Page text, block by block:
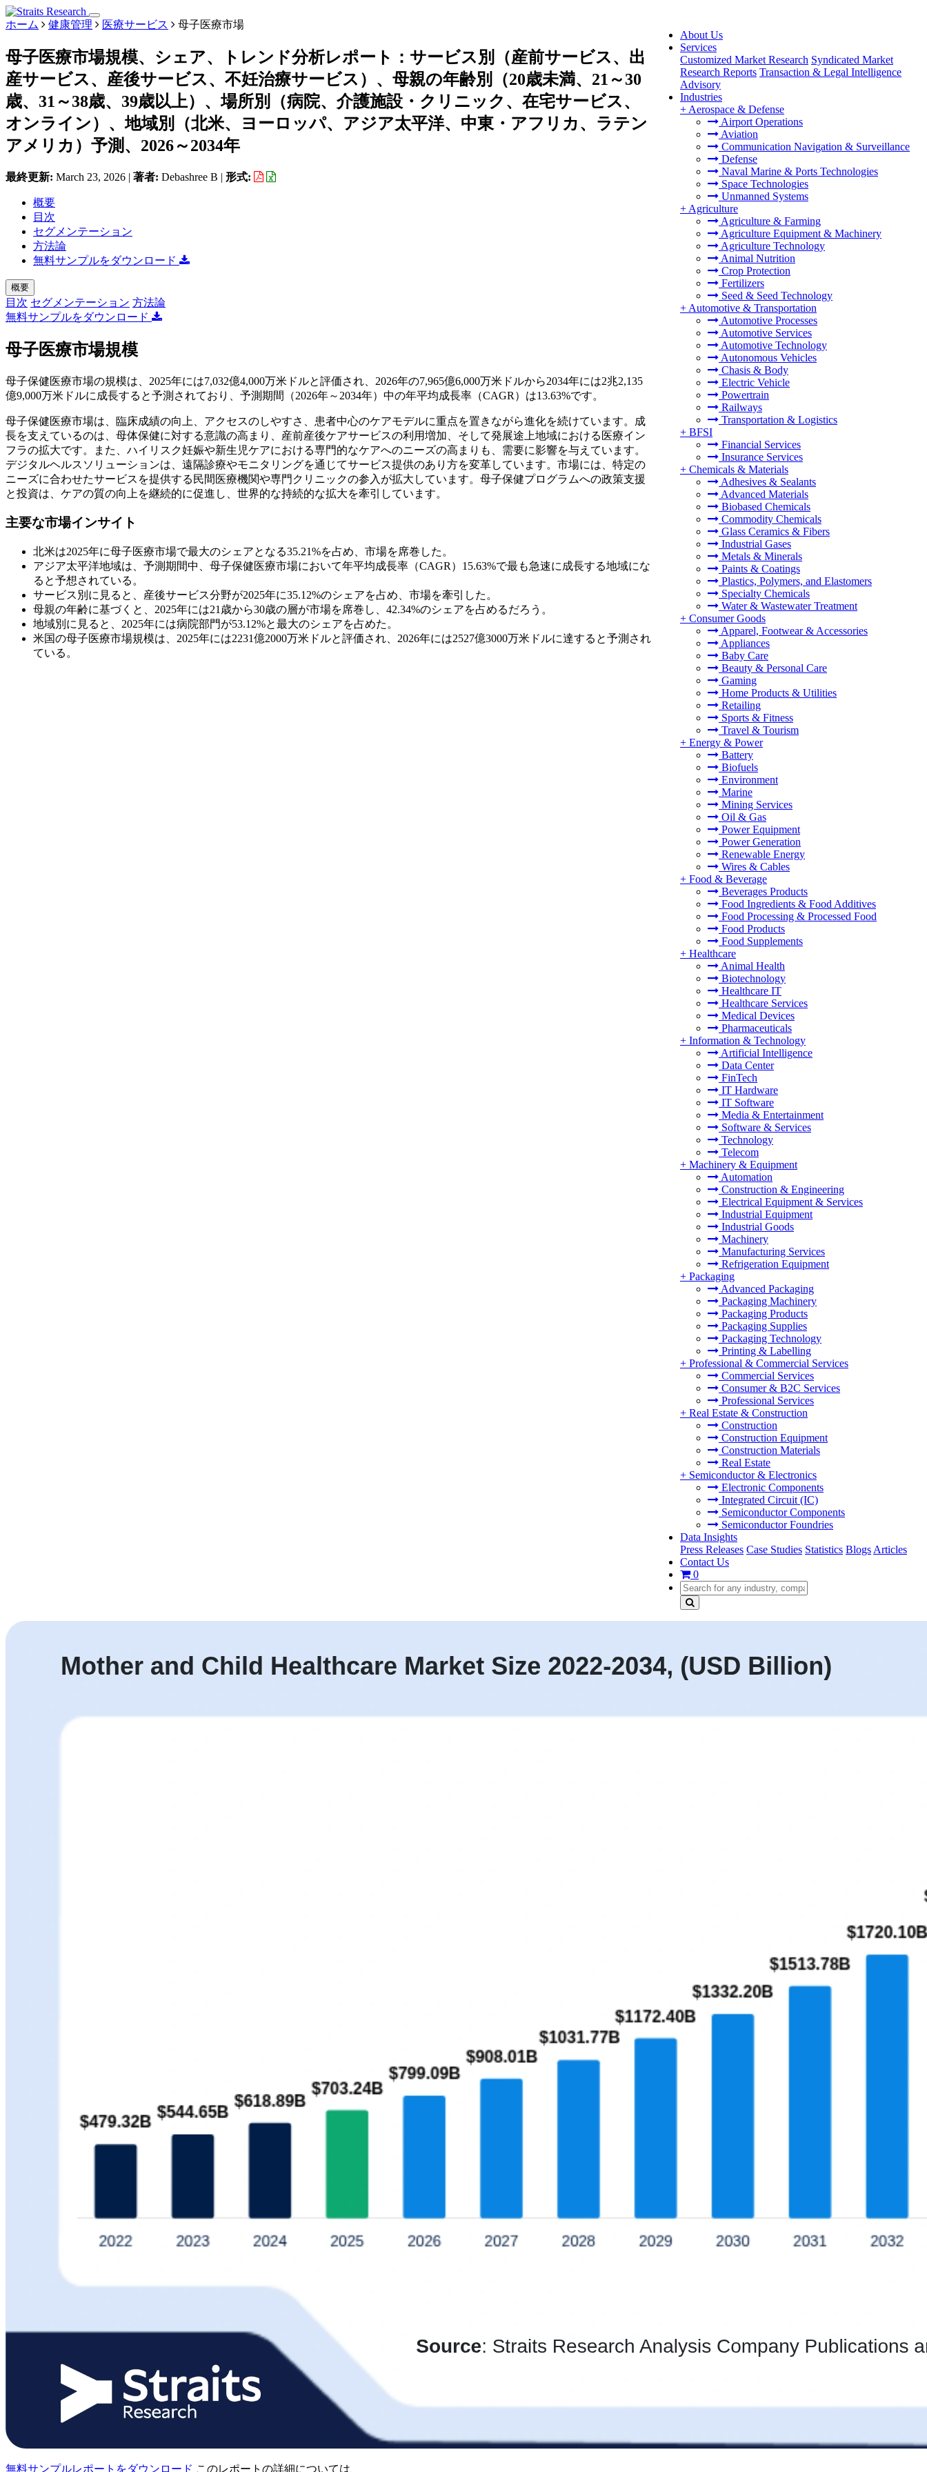
About Us
Services
Customized Market Research Syndicated Market
Research Reports Transaction & Legal Intelligence
Advisory
Industries
+ Aerospace & Defense
Airport Operations
Aviation
Communication Navigation & Surveillance
Defense
Naval Marine & Ports Technologies
Space Technologies
Unmanned Systems
+ Agriculture
Agriculture & Farming
Agriculture Equipment & Machinery
Agriculture Technology
Animal Nutrition
Crop Protection
Fertilizers
Seed & Seed Technology
+ Automotive & Transportation
Automotive Processes
Automotive Services
Automotive Technology
Autonomous Vehicles
Chasis & Body
Electric Vehicle
Powertrain
Railways
Transportation & Logistics
+ BFSI
Financial Services
Insurance Services
+ Chemicals & Materials
Adhesives & Sealants
Advanced Materials
Biobased Chemicals
Commodity Chemicals
Glass Ceramics & Fibers
Industrial Gases
Metals & Minerals
Paints & Coatings
Plastics, Polymers, and Elastomers
Specialty Chemicals
Water & Wastewater Treatment
+ Consumer Goods
Apparel, Footwear & Accessories
Appliances
Baby Care
Beauty & Personal Care
Gaming
Home Products & Utilities
Retailing
Sports & Fitness
Travel & Tourism
+ Energy & Power
Battery
Biofuels
Environment
Marine
Mining Services
Oil & Gas
Power Equipment
Power Generation
Renewable Energy
Wires & Cables
+ Food & Beverage
Beverages Products
Food Ingredients & Food Additives
Food Processing & Processed Food
Food Products
Food Supplements
+ Healthcare
Animal Health
Biotechnology
Healthcare IT
Healthcare Services
Medical Devices
Pharmaceuticals
+ Information & Technology
Artificial Intelligence
Data Center
FinTech
IT Hardware
IT Software
Media & Entertainment
Software & Services
Technology
Telecom
+ Machinery & Equipment
Automation
Construction & Engineering
Electrical Equipment & Services
Industrial Equipment
Industrial Goods
Machinery
Manufacturing Services
Refrigeration Equipment
+ Packaging
Advanced Packaging
Packaging Machinery
Packaging Products
Packaging Supplies
Packaging Technology
Printing & Labelling
+ Professional & Commercial Services
Commercial Services
Consumer & B2C Services
Professional Services
+ Real Estate & Construction
Construction
Construction Equipment
Construction Materials
Real Estate
+ Semiconductor & Electronics
Electronic Components
Integrated Circuit (IC)
Semiconductor Components
Semiconductor Foundries
Data Insights
Press Releases Case Studies Statistics Blogs Articles
Contact Us
0
ホーム 健康管理 医療サービス 母子医療市場
母子医療市場規模、シェア、トレンド分析レポート：サービス別（産前サービス、出
産サービス、産後サービス、不妊治療サービス）、母親の年齢別（20歳未満、21～30
歳、31～38歳、39歳以上）、場所別（病院、介護施設・クリニック、在宅サービス、
オンライン）、地域別（北米、ヨーロッパ、アジア太平洋、中東・アフリカ、ラテン
アメリカ）予測、2026～2034年
最終更新: March 23, 2026 | 著者: Debashree B | 形式:
概要
目次
セグメンテーション
方法論
無料サンプルをダウンロード
概要
目次 セグメンテーション 方法論
無料サンプルをダウンロード
母子医療市場規模
母子保健医療市場の規模は、2025年には7,032億4,000万米ドルと評価され、2026年の7,965億6,000万米ドルから2034年には2兆2,135
億9,000万米ドルに成長すると予測されており、予測期間（2026年～2034年）中の年平均成長率（CAGR）は13.63%です。
母子保健医療市場は、臨床成績の向上、アクセスのしやすさ、患者中心のケアモデルに重点を置きながら進化を続けています。成
長を支えているのは、母体保健に対する意識の高まり、産前産後ケアサービスの利用増加、そして発展途上地域における医療イン
フラの拡大です。また、ハイリスク妊娠や新生児ケアにおける専門的なケアへのニーズの高まりも、需要に影響を与えています。
デジタルヘルスソリューションは、遠隔診療やモニタリングを通じてサービス提供のあり方を変革しています。市場には、特定の
ニーズに合わせたサービスを提供する民間医療機関や専門クリニックの参入が​​拡大しています。母子保健プログラムへの政策支援
と投資は、ケアの質の向上を継続的に促進し、世界的な持続的な拡大を牽引しています。
主要な市場インサイト
北米は2025年に母子医療市場で最大のシェアとなる35.21%を占め、市場を席巻した。
アジア太平洋地域は、予測期間中、母子保健医療市場において年平均成長率（CAGR）15.63%で最も急速に成長する地域にな
ると予想されている。
サービス別に見ると、産後サービス分野が2025年に35.12%のシェアを占め、市場を牽引した。
母親の年齢に基づくと、2025年には21歳から30歳の層が市場を席巻し、42.34%のシェアを占めるだろう。
地域別に見ると、2025年には病院部門が53.12%と最大のシェアを占めた。
米国の母子医療市場規模は、2025年には2231億2000万米ドルと評価され、2026年には2527億3000万米ドルに達すると予測され
ている。
無料サンプルレポートをダウンロード このレポートの詳細については、